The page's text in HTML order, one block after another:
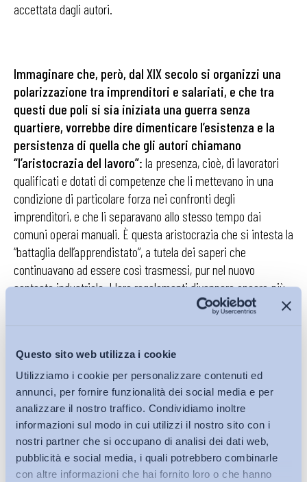
Questo sito web utilizza i cookie
Utilizziamo i cookie per personalizzare contenuti ed
annunci, per fornire funzionalità dei social media e per
analizzare il nostro traffico. Condividiamo inoltre
informazioni sul modo in cui utilizzi il nostro sito con i
nostri partner che si occupano di analisi dei dati web,
pubblicità e social media, i quali potrebbero combinarle
con altre informazioni che hai fornito loro o che hanno
accettata dagli autori.
Immaginare che, però, dal XIX secolo si organizzi una
polarizzazione tra imprenditori e salariati, e che tra
questi due poli si sia iniziata una guerra senza
quartiere, vorrebbe dire dimenticare l’esistenza e la
persistenza di quella che gli autori chiamano
“l’aristocrazia del lavoro”: la presenza, cioè, di lavoratori
qualificati e dotati di competenze che li mettevano in una
condizione di particolare forza nei confronti degli
imprenditori, e che li separavano allo stesso tempo dai
comuni operai manuali. È questa aristocrazia che si intesta la
“battaglia dell’apprendistato”, a tutela dei saperi che
continuavano ad essere così trasmessi, pur nel nuovo
contesto industriale. I loro regolamenti divennero ancora più
rigidi nel XIX secolo, date le pressioni a cui erano sottoposti, e
Gli autori identificano nella fase storicamente
successiva a questo primo sorgere dell’unionismo,
quella che va dal 1829 al 1842, come la fase
“rivoluzionaria” delle unioni operaie, agitate da ideali
socialisti e miranti non a formare “aristocrazie del
lavoro”, matrades unions, unioni di mestieri, al plurale: